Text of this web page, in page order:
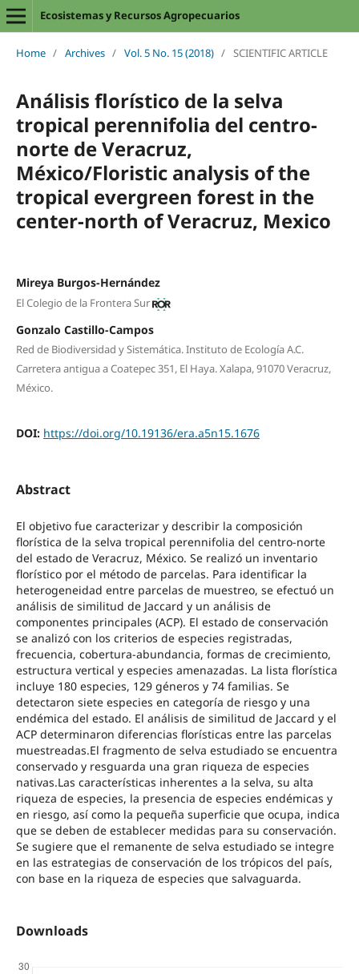
Ecosistemas y Recursos Agropecuarios
Home / Archives / Vol. 5 No. 15 (2018) / SCIENTIFIC ARTICLE
Análisis florístico de la selva
tropical perennifolia del centro-
norte de Veracruz,
México/Floristic analysis of the
tropical evergreen forest in the
center-north of Veracruz, Mexico
Mireya Burgos-Hernández
El Colegio de la Frontera Sur
Gonzalo Castillo-Campos
Red de Biodiversidad y Sistemática. Instituto de Ecología A.C.
Carretera antigua a Coatepec 351, El Haya. Xalapa, 91070 Veracruz,
México.
DOI: https://doi.org/10.19136/era.a5n15.1676
Abstract
El objetivo fue caracterizar y describir la composición
florística de la selva tropical perennifolia del centro-norte
del estado de Veracruz, México. Se realizó un inventario
florístico por el método de parcelas. Para identificar la
heterogeneidad entre parcelas de muestreo, se efectuó un
análisis de similitud de Jaccard y un análisis de
componentes principales (ACP). El estado de conservación
se analizó con los criterios de especies registradas,
frecuencia, cobertura-abundancia, formas de crecimiento,
estructura vertical y especies amenazadas. La lista florística
incluye 180 especies, 129 géneros y 74 familias. Se
detectaron siete especies en categoría de riesgo y una
endémica del estado. El análisis de similitud de Jaccard y el
ACP determinaron diferencias florísticas entre las parcelas
muestreadas.El fragmento de selva estudiado se encuentra
conservado y resguarda una gran riqueza de especies
nativas.Las características inherentes a la selva, su alta
riqueza de especies, la presencia de especies endémicas y
en riesgo, así como la pequeña superficie que ocupa, indica
que se deben de establecer medidas para su conservación.
Se sugiere que el remanente de selva estudiado se integre
en las estrategias de conservación de los trópicos del país,
con base en la riqueza de especies que salvaguarda.
Downloads